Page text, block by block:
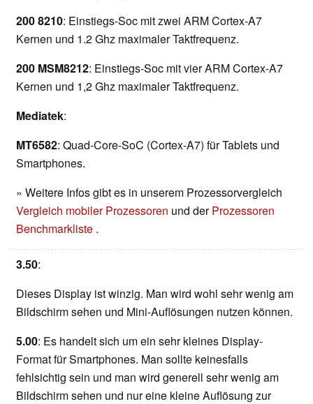
200 8210: Einstiegs-Soc mit zwei ARM Cortex-A7
Kernen und 1.2 Ghz maximaler Taktfrequenz.
200 MSM8212: Einstiegs-Soc mit vier ARM Cortex-A7
Kernen und 1,2 Ghz maximaler Taktfrequenz.
Mediatek:
MT6582: Quad-Core-SoC (Cortex-A7) für Tablets und
Smartphones.
» Weitere Infos gibt es in unserem Prozessorvergleich
Vergleich mobiler Prozessoren und derProzessoren
Benchmarkliste .
3.50:
Dieses Display ist winzig. Man wird wohl sehr wenig am
Bildschirm sehen und Mini-Auflösungen nutzen können.
5.00: Es handelt sich um ein sehr kleines Display-
Format für Smartphones. Man sollte keinesfalls
fehlsichtig sein und man wird generell sehr wenig am
Bildschirm sehen und nur eine kleine Auflösung zur